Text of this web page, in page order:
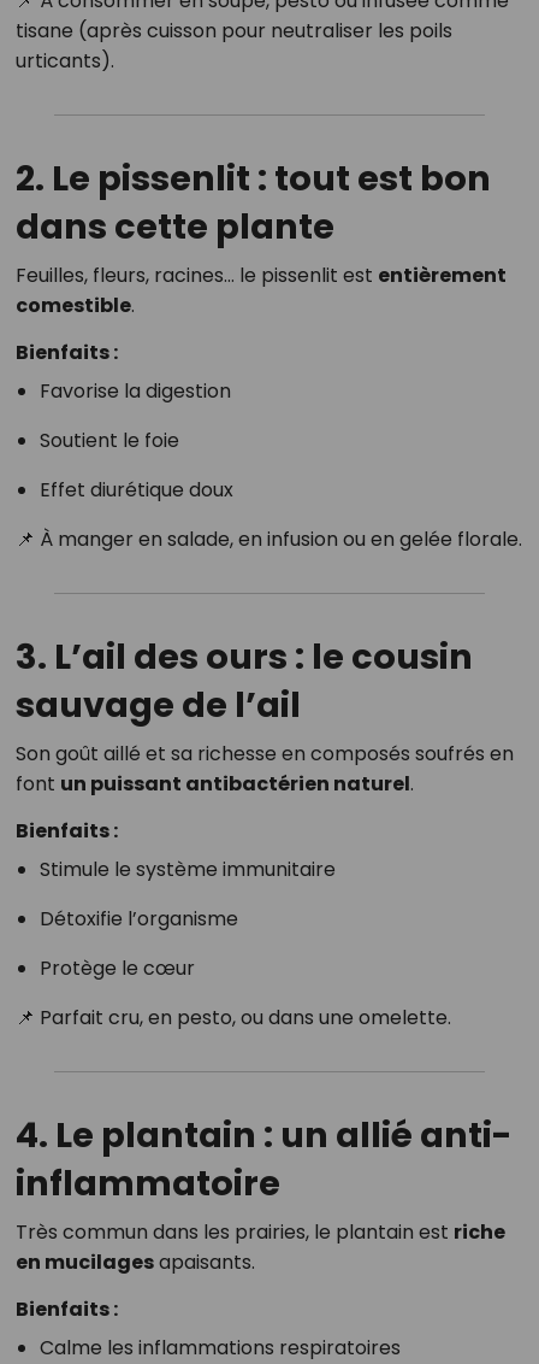
tisane (après cuisson pour neutraliser les poils
urticants).
2. Le pissenlit : tout est bon
dans cette plante
Feuilles, fleurs, racines… le pissenlit est entièrement
comestible.
Bienfaits :
Favorise la digestion
Soutient le foie
Effet diurétique doux
📌 À manger en salade, en infusion ou en gelée florale.
3. L’ail des ours : le cousin
sauvage de l’ail
Son goût aillé et sa richesse en composés soufrés en
font un puissant antibactérien naturel.
Bienfaits :
Stimule le système immunitaire
Détoxifie l’organisme
Protège le cœur
📌 Parfait cru, en pesto, ou dans une omelette.
4. Le plantain : un allié anti-
inflammatoire
Très commun dans les prairies, le plantain est riche
en mucilagesapaisants.
Bienfaits :
Calme les inflammations respiratoires